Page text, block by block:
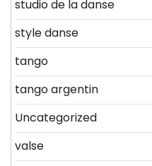
studio de la danse
style danse
tango
tango argentin
Uncategorized
valse